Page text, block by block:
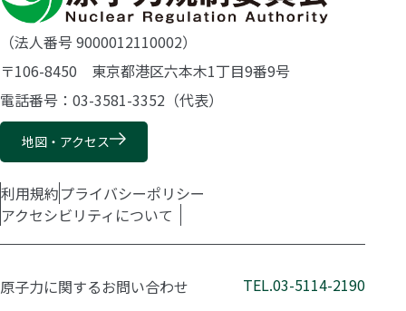
（法人番号 9000012110002）
〒106-8450 東京都港区六本木1丁目9番9号
電話番号：03-3581-3352（代表）
地図・アクセス
利用規約プライバシーポリシー
アクセシビリティについて
原子力に関するお問い合わせ TEL.03-5114-2190